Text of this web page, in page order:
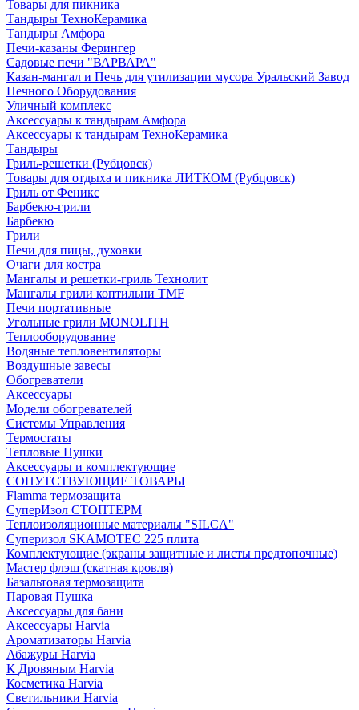
Товары для пикника
Тандыры ТехноКерамика
Тандыры Амфора
Печи-казаны Ферингер
Садовые печи "ВАРВАРА"
Казан-мангал и Печь для утилизации мусора Уральский Завод
Печного Оборудования
Уличный комплекс
Аксессуары к тандырам Амфора
Аксессуары к тандырам ТехноКерамика
Тандыры
Гриль-решетки (Рубцовск)
Товары для отдыха и пикника ЛИТКОМ (Рубцовск)
Гриль от Феникс
Барбекю-грили
Барбекю
Грили
Печи для пицы, духовки
Очаги для костра
Мангалы и решетки-гриль Технолит
Мангалы грили коптильни TMF
Печи портативные
Угольные грили MONOLITH
Теплооборудование
Водяные тепловентиляторы
Воздушные завесы
Обогреватели
Аксессуары
Модели обогревателей
Системы Управления
Термостаты
Тепловые Пушки
Аксессуары и комплектующие
СОПУТСТВУЮЩИЕ ТОВАРЫ
Flamma термозащита
СуперИзол СТОПТЕРМ
Теплоизоляционные материалы "SILCA"
Суперизол SKAMOTEC 225 плита
Комплектующие (экраны защитные и листы предтопочные)
Мастер флэш (скатная кровля)
Базальтовая термозащита
Паровая Пушка
Аксессуары для бани
Аксессуары Harvia
Ароматизаторы Harvia
Абажуры Harvia
К Дровяным Harvia
Косметика Harvia
Светильники Harvia